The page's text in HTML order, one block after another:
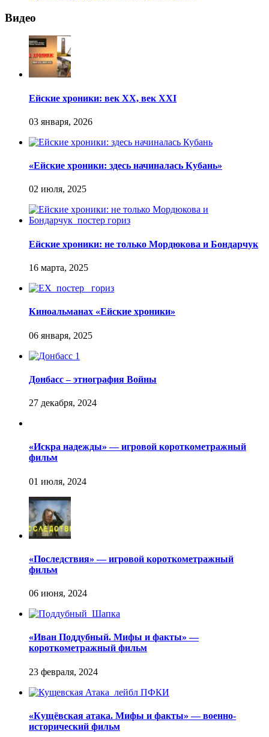
Видео
Ейские хроники: век XX, век XXI
«Ейские хроники: здесь начиналась Кубань»
Ейские хроники: не только Мордюкова и Бондарчук
Киноальманах «Ейские хроники»
Донбасс – этнография Войны
«Искра надежды» — игровой короткометражный
фильм
«Последствия» — игровой короткометражный
фильм
«Иван Поддубный. Мифы и факты» —
короткометражный фильм
«Кущёвская атака. Мифы и факты» — военно-
исторический фильм